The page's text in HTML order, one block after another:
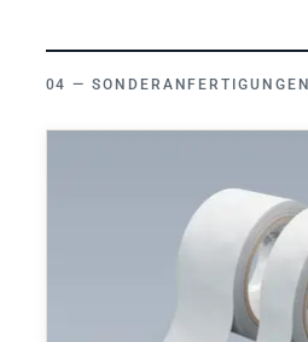
SONDERANFERTIGUNGEN